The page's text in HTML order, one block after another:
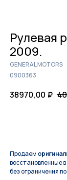
Рулевая
2009.
GENERAL MOTORS
0900363
38970,00 ₽
Продаем
восстановленные
без ограничения